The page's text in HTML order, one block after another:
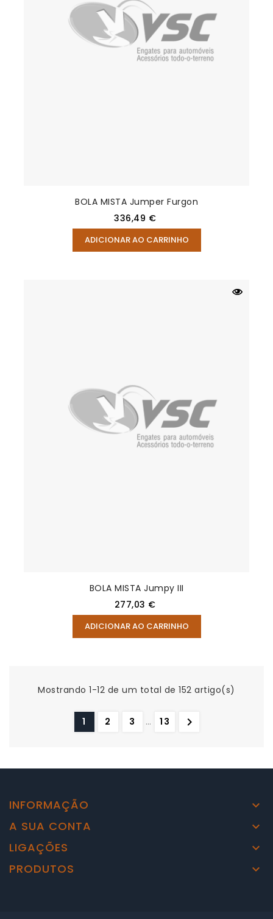
BOLA MISTA Jumper Furgon
Preço
336,49 €
ADICIONAR AO CARRINHO
BOLA MISTA Jumpy III
Preço
277,03 €
ADICIONAR AO CARRINHO
Mostrando 1-12 de um total de 152 artigo(s)
1 2 3 … 13 
INFORMAÇÃO 
A SUA CONTA 
LIGAÇÕES 
PRODUTOS 